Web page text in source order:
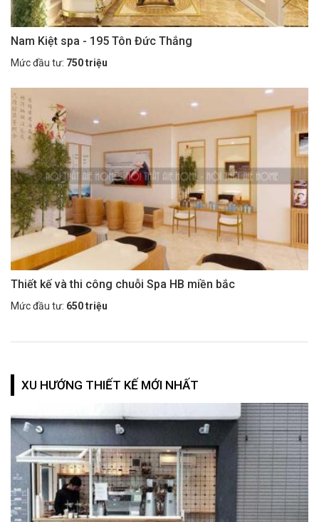
Nam Kiệt spa - 195 Tôn Đức Thắng
Mức đầu tư: 750 triệu
Thiết kế và thi công chuỗi Spa HB miền bắc
Mức đầu tư: 650 triệu
XU HƯỚNG THIẾT KẾ MỚI NHẤT